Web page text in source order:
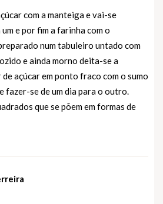
com a manteiga e vai-se
e por fim a farinha com o
num tabuleiro untado com
e ainda morno deita-se a
açúcar em ponto fraco com o sumo
fazer-se de um dia para o outro.
que se põem em formas de